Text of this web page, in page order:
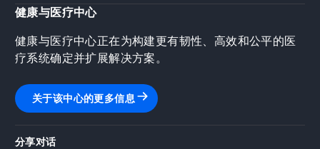
健康与医疗中心
健康与医疗中心正在为构建更有韧性、高效和公平的医
疗系统确定并扩展解决方案。
关于该中心的更多信息
分享对话